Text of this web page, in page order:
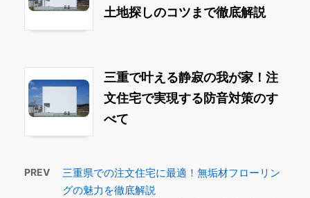
土地探しのコツまで徹底解説
三重で叶える静寂の我が家！注
文住宅で実現する防音対策のす
べて
PREV
三重県での注文住宅に最適！無垢材フローリン
グの魅力を徹底解説